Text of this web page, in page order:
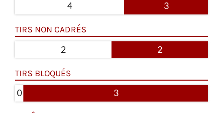
4 3
TIRS NON CADRÉS
2 2
TIRS BLOQUÉS
0 3